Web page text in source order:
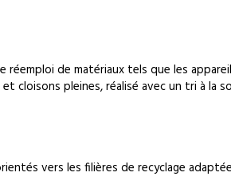
de matériaux tels que les
cloisons pleines, réalisé avec un tri à la
vers les filières de recyclage